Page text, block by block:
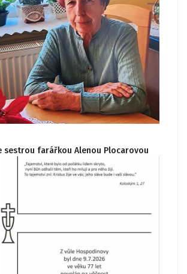
sestrou farářkou Alenou Plocarovou